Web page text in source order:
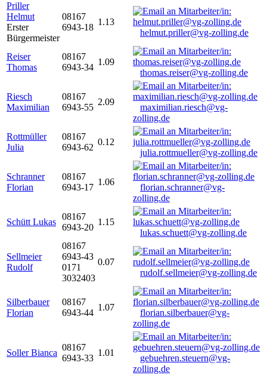
Priller
Helmut
Erster
Bürgermeister
08167
6943-18
1.13
helmut.priller@vg-zolling.de
Reiser
Thomas
08167
6943-34
1.09
thomas.reiser@vg-zolling.de
Riesch
Maximilian
08167
6943-55
2.09
maximilian.riesch@vg-
zolling.de
Rottmüller
Julia
08167
6943-62
0.12
julia.rottmueller@vg-zolling.de
Schranner
Florian
08167
6943-17
1.06
florian.schranner@vg-
zolling.de
Schütt Lukas
08167
6943-20
1.15
lukas.schuett@vg-zolling.de
Sellmeier
Rudolf
08167
6943-43
0171
3032403
0.07
rudolf.sellmeier@vg-zolling.de
Silberbauer
Florian
08167
6943-44
1.07
florian.silberbauer@vg-
zolling.de
Soller Bianca
08167
6943-33
1.01
gebuehren.steuern@vg-
zolling.de